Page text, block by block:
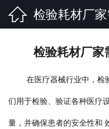
 检验耗材厂
抽检
检验耗材厂家
在医疗器械行业中，检
们用于检验、验证各种医疗
量，并确保患者的安全性和